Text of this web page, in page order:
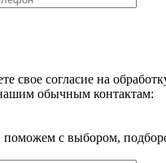
свое согласие на
обычным контактам:
поможем с выбором,